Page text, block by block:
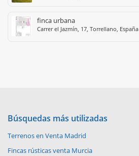
finca urbana
Carrer el Jazmín, 17, Torrellano, España
Búsquedas más utilizadas
Terrenos en Venta Madrid
Fincas rústicas venta Murcia